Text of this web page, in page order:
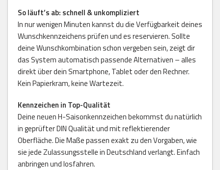
So läuft’s ab: schnell & unkompliziert
In nur wenigen Minuten kannst du die Verfügbarkeit deines
Wunschkennzeichens prüfen und es reservieren. Sollte
deine Wunschkombination schon vergeben sein, zeigt dir
das System automatisch passende Alternativen – alles
direkt über dein Smartphone, Tablet oder den Rechner.
Kein Papierkram, keine Wartezeit.
Kennzeichen in Top-Qualität
Deine neuen H-Saisonkennzeichen bekommst du natürlich
in geprüfter DIN Qualität und mit reflektierender
Oberfläche. Die Maße passen exakt zu den Vorgaben, wie
sie jede Zulassungsstelle in Deutschland verlangt. Einfach
anbringen und losfahren.